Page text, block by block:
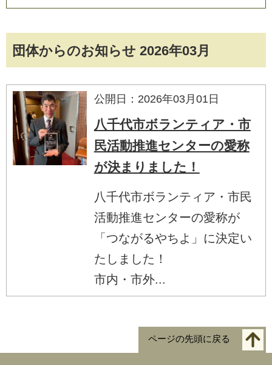
団体からのお知らせ 2026年03月
公開日：2026年03月01日
八千代市ボランティア・市
民活動推進センターの愛称
が決まりました！
八千代市ボランティア・市民
活動推進センターの愛称が
「つながるやちよ」に決定い
たしました！
市内・市外...
ページの先頭に戻る